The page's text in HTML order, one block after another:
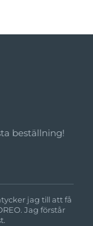
beställning!
jag till att få
Jag förstår